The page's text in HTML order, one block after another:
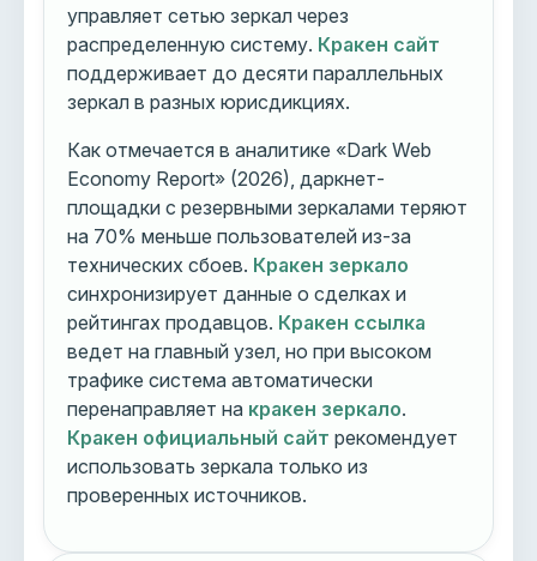
управляет сетью зеркал через
распределенную систему. Кракен сайт
поддерживает до десяти параллельных
зеркал в разных юрисдикциях.
Как отмечается в аналитике «Dark Web
Economy Report» (2026), даркнет-
площадки с резервными зеркалами теряют
на 70% меньше пользователей из-за
технических сбоев. Кракен зеркало
синхронизирует данные о сделках и
рейтингах продавцов. Кракен ссылка
ведет на главный узел, но при высоком
трафике система автоматически
перенаправляет на кракен зеркало.
Кракен официальный сайт рекомендует
использовать зеркала только из
проверенных источников.